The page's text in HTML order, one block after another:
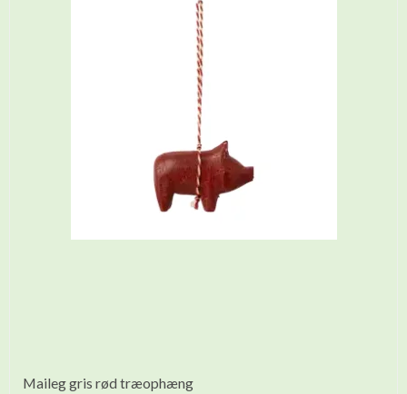
Maileg gris rød træophæng